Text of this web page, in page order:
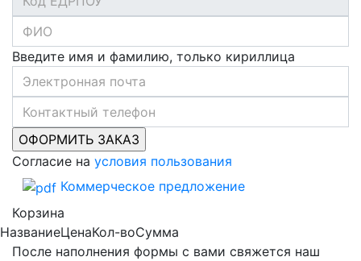
Введите имя и фамилию, только кириллица
Согласие на условия пользования
Коммерческое предложение
Корзина
НазваниеЦенаКол-воСумма
После наполнения формы с вами свяжется наш